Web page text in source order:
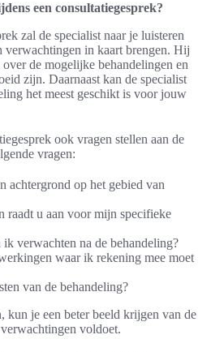
een consultatiegesprek?
zal de specialist naar je luisteren
verwachtingen in kaart brengen. Hij
de mogelijke behandelingen en
zijn. Daarnaast kan de specialist
het meest geschikt is voor jouw
ook vragen stellen aan de
vragen:
achtergrond op het gebied van
raadt u aan voor mijn specifieke
verwachten na de behandeling?
waar ik rekening mee moet
van de behandeling?
kun je een beter beeld krijgen van de
voldoet.